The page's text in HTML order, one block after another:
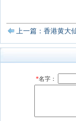
上一篇：香港黄大